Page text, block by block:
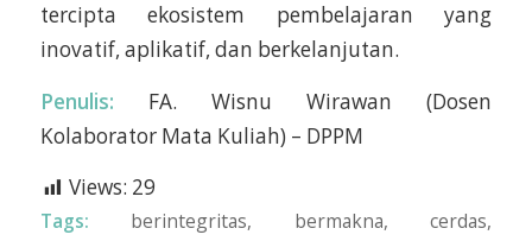
tercipta ekosistem pembelajaran yang
inovatif, aplikatif, dan berkelanjutan.
Penulis: FA. Wisnu Wirawan (Dosen
Kolaborator Mata Kuliah) – DPPM
Views: 29
Tags: berintegritas, bermakna,cerdas,